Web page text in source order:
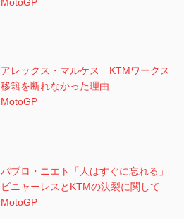
MotoGP
アレックス・マルケス KTMワークス
移籍を断れなかった理由
MotoGP
パブロ・ニエト「人はすぐに忘れる」
ビニャーレスとKTMの決裂に関して
MotoGP